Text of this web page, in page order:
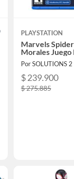
PLAYSTATION
Marvels
Morales Juego
Por SOLUTIONS 2
$ 239.900
$ 275.885